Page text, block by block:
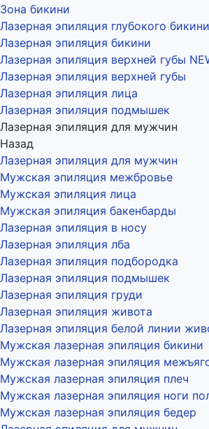
Зона бикини
Лазерная эпиляция глубокого бикини
Лазерная эпиляция бикини
Лазерная эпиляция верхней губы
Лазерная эпиляция верхней губы
Лазерная эпиляция лица
Лазерная эпиляция подмышек
Лазерная эпиляция для мужчин
Назад
Лазерная эпиляция для мужчин
Мужская эпиляция межбровье
Мужская эпиляция лица
Мужская эпиляция бакенбарды
Лазерная эпиляция в носу
Лазерная эпиляция лба
Лазерная эпиляция подбородка
Лазерная эпиляция подмышек
Лазерная эпиляция груди
Лазерная эпиляция живота
Лазерная эпиляция белой линии
Мужская лазерная эпиляция бикини
Мужская лазерная эпиляция
Мужская лазерная эпиляция плеч
Мужская лазерная эпиляция ноги
Мужская лазерная эпиляция бедер